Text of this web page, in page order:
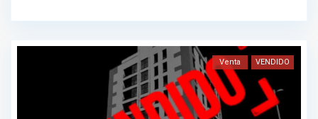
Venta VENDIDO